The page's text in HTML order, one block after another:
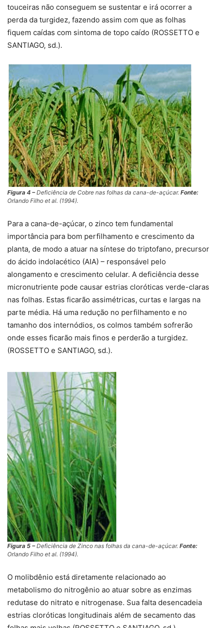
touceiras não conseguem se sustentar e irá ocorrer a
perda da turgidez, fazendo assim com que as folhas
fiquem caídas com sintoma de topo caído (ROSSETTO e
SANTIAGO, sd.).
Figura 4 –Deficiência de Cobre nas folhas da cana-de-açúcar. Fonte:
Orlando Filho et al. (1994).
Para a cana-de-açúcar, o zinco tem fundamental
importância para bom perfilhamento e crescimento da
planta, de modo a atuar na síntese do triptofano, precursor
do ácido indolacético (AIA) – responsável pelo
alongamento e crescimento celular. A deficiência desse
micronutriente pode causar estrias cloróticas verde-claras
nas folhas. Estas ficarão assimétricas, curtas e largas na
parte média. Há uma redução no perfilhamento e no
tamanho dos internódios, os colmos também sofrerão
onde esses ficarão mais finos e perderão a turgidez.
(ROSSETTO e SANTIAGO, sd.).
Figura 5 –Deficiência de Zinco nas folhas da cana-de-açúcar. Fonte:
Orlando Filho et al. (1994).
O molibdênio está diretamente relacionado ao
metabolismo do nitrogênio ao atuar sobre as enzimas
redutase do nitrato e nitrogenase. Sua falta desencadeia
estrias cloróticas longitudinais além de secamento das